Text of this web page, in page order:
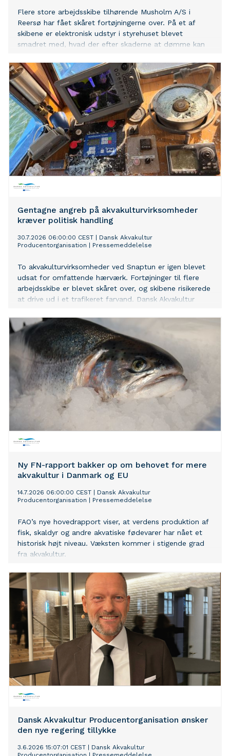
Flere store arbejdsskibe tilhørende Musholm A/S i
Reersø har fået skåret fortøjningerne over. På et af
skibene er elektronisk udstyr i styrehuset blevet
smadret med, hvad der efter skaderne at dømme kan
kræver et klart politisk opgør med angreb på lovlige
virksomheder og den stadig mere aggressive retorik
mod havbrug.
Gentagne angreb på akvakulturvirksomheder
kræver politisk handling
30.7.2026 06:00:00 CEST
Dansk Akvakultur
Producentorganisation
Pressemeddelelse
To akvakulturvirksomheder ved Snaptun er igen blevet
udsat for omfattende hærværk. Fortøjninger til flere
arbejdsskibe er blevet skåret over, og skibene risikerede
at drive ud i et trafikeret farvand. Dansk Akvakultur
hændelsen, der føjer sig til tidligere tilfælde af
brandstiftelse mod erhvervets fartøjer.
Ny FN-rapport bakker op om behovet for mere
akvakultur i Danmark og EU
14.7.2026 06:00:00 CEST
Dansk Akvakultur
Producentorganisation
Pressemeddelelse
FAO’s nye hovedrapport viser, at verdens produktion af
fisk, skaldyr og andre akvatiske fødevarer har nået et
historisk højt niveau. Væksten kommer i stigende grad
fra akvakultur.
Dansk Akvakultur Producentorganisation ønsker
den nye regering tillykke
3.6.2026 15:07:01 CEST
Dansk Akvakultur